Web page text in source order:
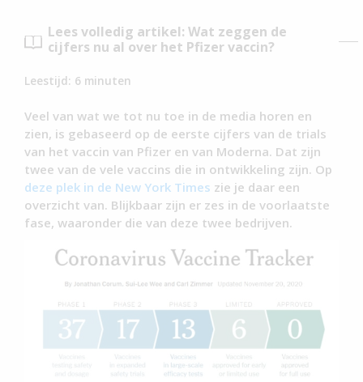
Lees volledig artikel: Wat zeggen de
cijfers nu al over het Pfizer vaccin?
Leestijd: 6 minuten
Veel van wat we tot nu toe in de media horen en
zien, is gebaseerd op de eerste cijfers van de trials
van het vaccin van Pfizer en van Moderna. Dat zijn
twee van de vele vaccins die in ontwikkeling zijn. Op
deze plek in de New York Times zie je daar een
overzicht van. Blijkbaar zijn er zes in de voorlaatste
fase, waaronder die van deze twee bedrijven.